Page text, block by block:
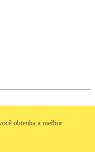
obtenha a melhor